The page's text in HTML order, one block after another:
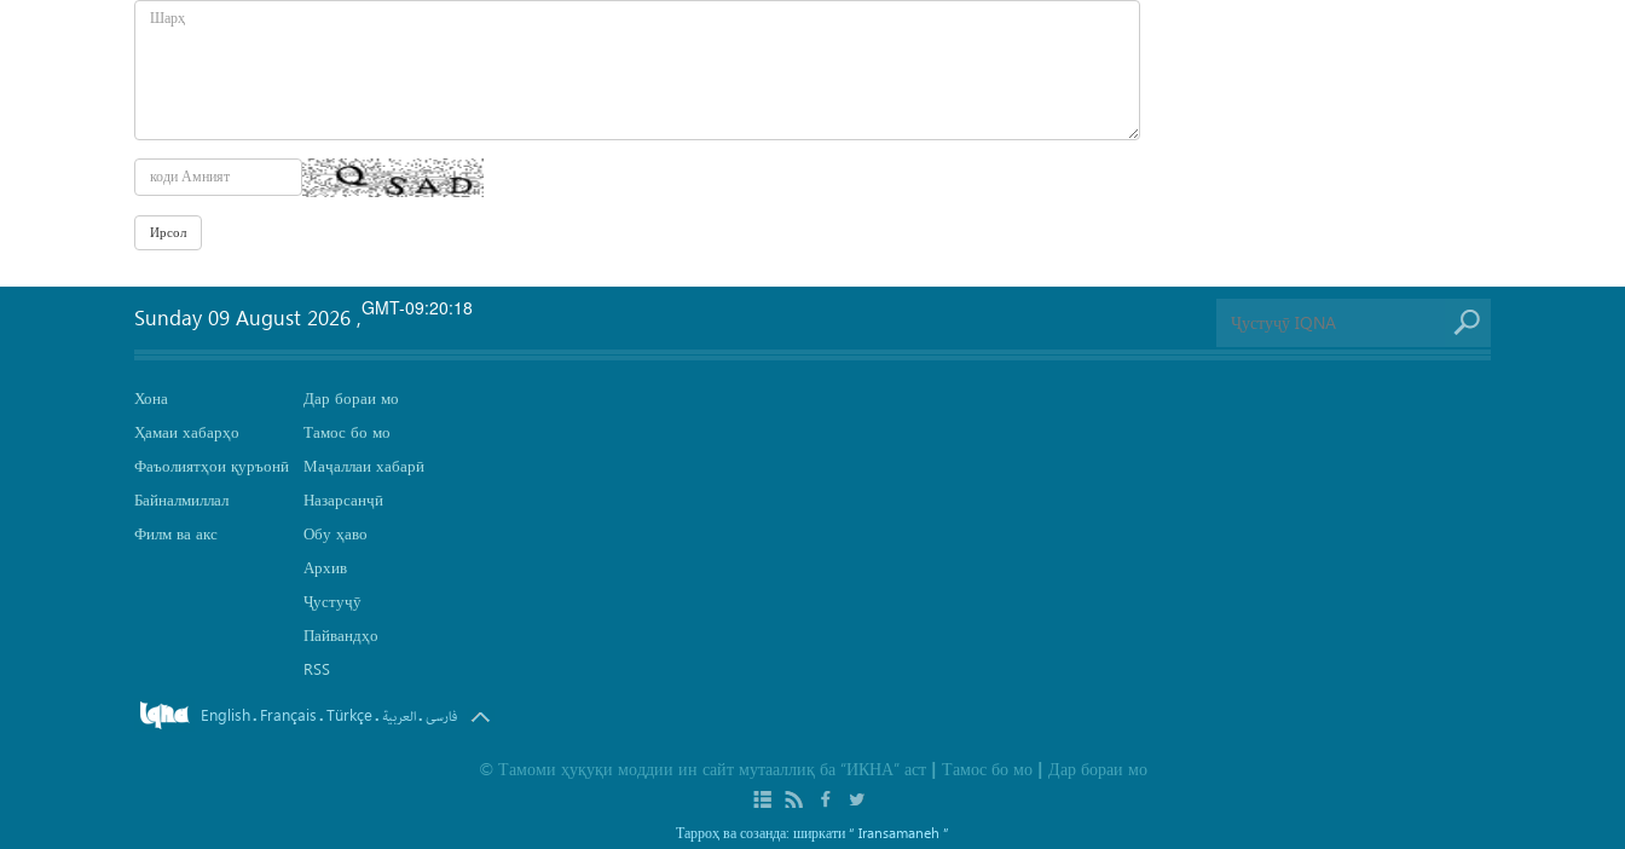
GMT-09:20:18
Sunday 09 August 2026 ,
Хона
Ҳамаи хабарҳо
Фаъолиятҳои қуръонӣ
Байналмиллал
Филм ва акс
Дар бораи мо
Тамос бо мо
Маҷаллаи хабарӣ
Назарсанҷӣ
Обу ҳаво
Архив
Ҷустуҷӯ
Пайвандҳо
RSS
English. Français.Türkçe. العربیة.فارسی
© Тамоми ҳуқуқи моддии ин сайт мутааллиқ ба “ИКНА”аст | Тамос бо мо | Дар бораи мо
Тарроҳ ва созанда: ширкати“ Iransamaneh ”